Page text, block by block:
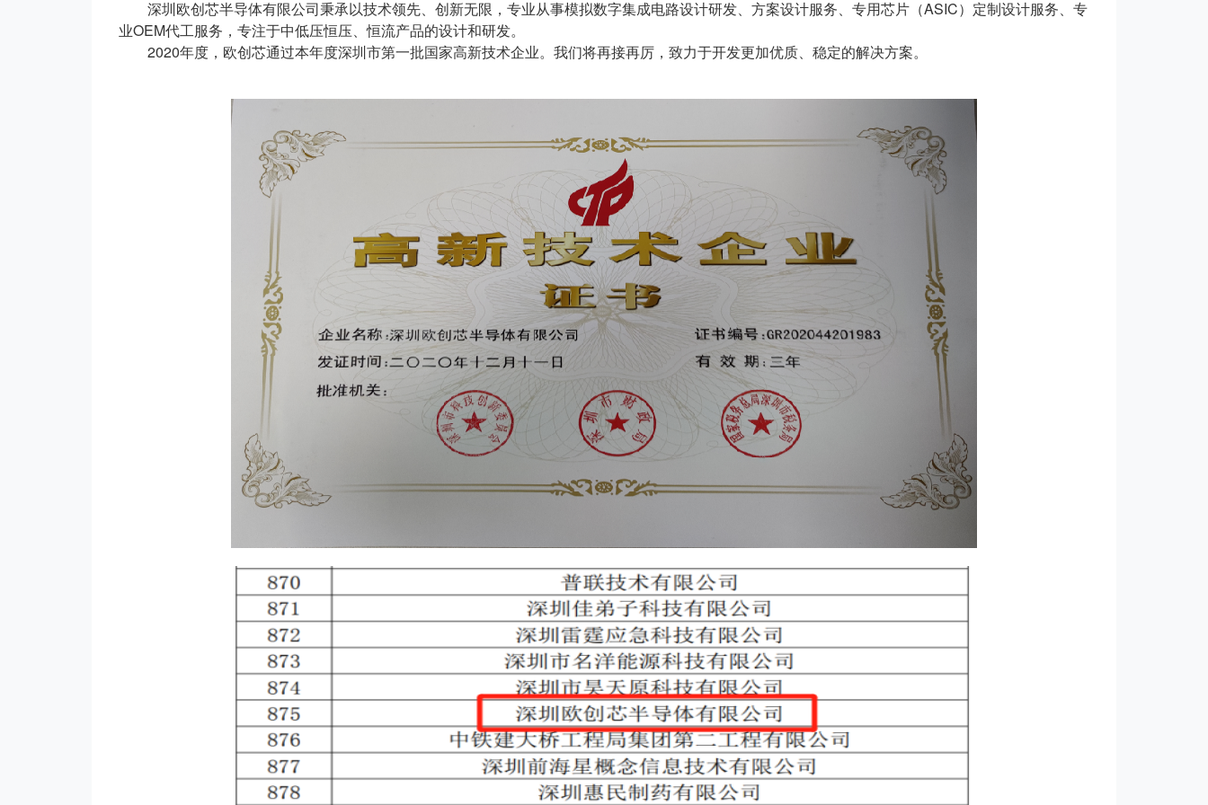
深圳欧创芯半导体有限公司秉承以技术领先、创新无限，专业从事模拟数字集成电路设计研发、方案设计服务、专用芯片（ASIC）定制设计服务、专
业OEM代工服务，专注于中低压恒压、恒流产品的设计和研发。
2020年度，欧创芯通过本年度深圳市第一批国家高新技术企业。我们将再接再厉，致力于开发更加优质、稳定的解决方案。